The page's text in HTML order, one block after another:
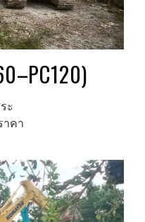
ะ
คา